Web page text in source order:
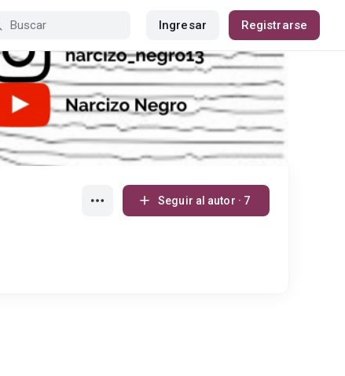
Ingresar Registrarse
Seguir al autor · 7